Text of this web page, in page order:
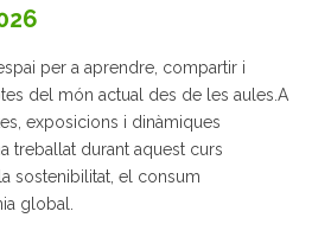
per a aprendre, compartir i
del món actual des de les aules.A
exposicions i dinàmiques
treballat durant aquest curs
sostenibilitat, el consum
global.